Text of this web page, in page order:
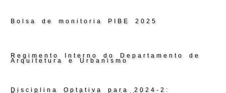
Bolsa de monitoria PIBE 2025
Regimento Interno do Departamento de
Arquitetura e Urbanismo
Disciplina Optativa para 2024-2: